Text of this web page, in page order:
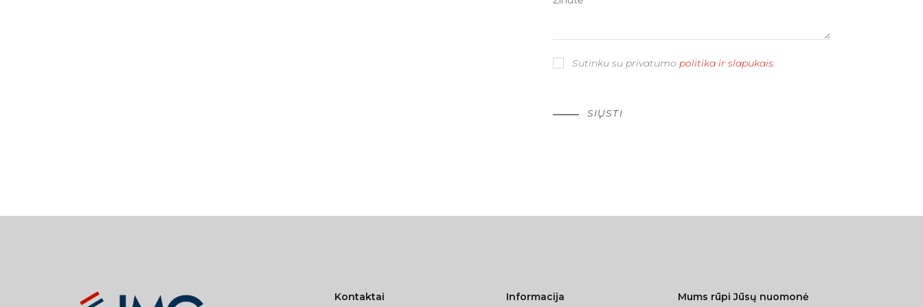
Sutinku su privatumo politika ir slapukais.
SIŲSTI
Kontaktai Informacija Mums rūpi Jūsų nuomonė